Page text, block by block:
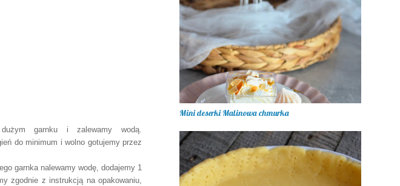
garnku i zalewamy wodą.
do minimum i wolno gotujemy przez
garnka nalewamy wodę, dodajemy 1
zgodnie z instrukcją na opakowaniu,
Mini deserki Malinowa chmurka